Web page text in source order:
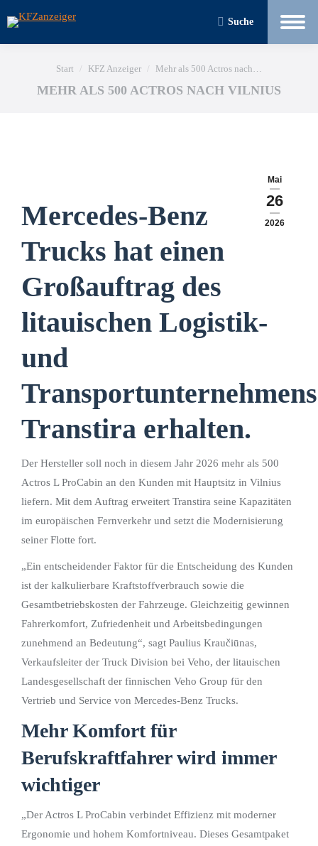
Suche
Sie befinden sich hier:
Start KFZ Anzeiger Mehr als 500 Actros nach…
MEHR ALS 500 ACTROS NACH VILNIUS
Mai
26
2026
Mercedes-Benz
Trucks hat einen
Großauftrag des
litauischen Logistik-
und
Transportunternehmens
Transtira erhalten.
Der Hersteller soll noch in diesem Jahr 2026 mehr als 500
Actros L ProCabin an den Kunden mit Hauptsitz in Vilnius
liefern. Mit dem Auftrag erweitert Transtira seine Kapazitäten
im europäischen Fernverkehr und setzt die Modernisierung
seiner Flotte fort.
„Ein entscheidender Faktor für die Entscheidung des Kunden
ist der kalkulierbare Kraftstoffverbrauch sowie die
Gesamtbetriebskosten der Fahrzeuge. Gleichzeitig gewinnen
Fahrerkomfort, Zufriedenheit und Arbeitsbedingungen
zunehmend an Bedeutung“, sagt Paulius Kraučiūnas,
Verkaufsleiter der Truck Division bei Veho, der litauischen
Landesgesellschaft der finnischen Veho Group für den
Vertrieb und Service von Mercedes-Benz Trucks.
Mehr Komfort für
Berufskraftfahrer wird immer
wichtiger
„Der Actros L ProCabin verbindet Effizienz mit moderner
Ergonomie und hohem Komfortniveau. Dieses Gesamtpaket